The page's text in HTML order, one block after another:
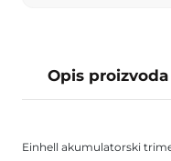
Opis proizvoda
Einhell akumulatorski